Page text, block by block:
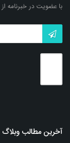
با عضویت در
آخرین مطالب وبلاگ